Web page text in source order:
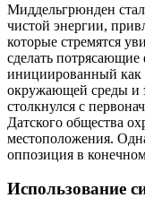
Миддельгрюнден
чистой энергии,
которые стремятся
сделать
инициированный как
окружающей среды и
столкнулся с
Датского общества
местоположения.
оппозиция в
Использование